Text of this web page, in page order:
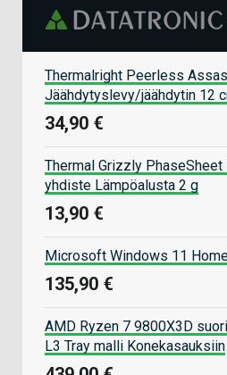
Thermalright Peerless
Jäähdytyslevy/jäähdytin 12
34,90 €
Thermal Grizzly
yhdiste Lämpöalusta 2 g
13,90 €
Microsoft Windows 11
135,90 €
AMD Ryzen 7 9800X3D
L3 Tray malli Konekasauksiin